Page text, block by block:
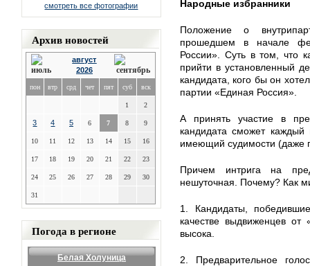
смотреть все фотографии
Архив новостей
август
2026
пон втр срд чет пят суб вск
1 2
3 4 5 6 7 8 9
10 11 12 13 14 15 16
17 18 19 20 21 22 23
24 25 26 27 28 29 30
31
Погода в регионе
Белая Холуница
Народные избранники
Положение о
прошедшем в начале
России». Суть в том, что
прийти в установленный
кандидата, кого бы он
партии «Единая Россия».
А принять участие в
кандидата сможет
имеющий судимости (даже
Причем интрига на
нешуточная. Почему? Как
1. Кандидаты,
качестве выдвиженцев
высока.
2. Предварительное